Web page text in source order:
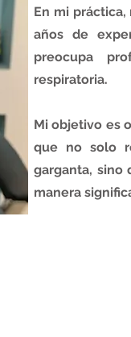
En mi
años de
preocupa
respiratoria.
Mi objetivo es
que no solo
garganta, sino
manera